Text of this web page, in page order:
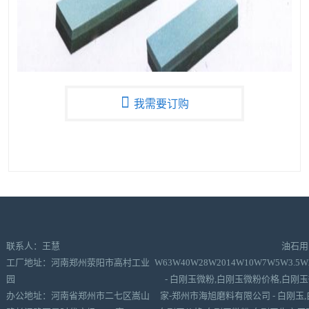
我需要订购
联系人：王慧
工厂地址：河南郑州荥阳市高村工业
园
办公地址：河南省郑州市二七区嵩山
油石
- 白刚玉微粉,白刚玉微粉价格,白刚
家-郑州市海旭磨料有限公司 - 白刚玉